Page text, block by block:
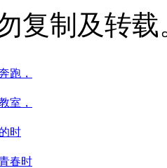
复制及转
跑，
室，
时
春时